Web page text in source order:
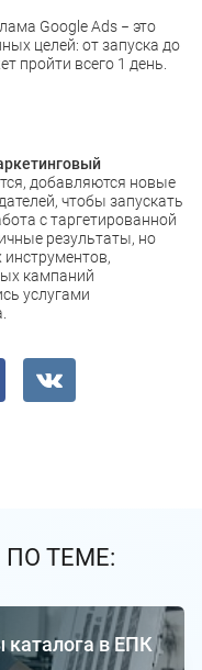
Google Ads − это
целей: от запуска до
пройти всего 1 день.
добавляются новые
чтобы запускать
с таргетированной
результаты, но
инструментов,
кампаний
услугами
ПО ТЕМЕ:
в ЕПК